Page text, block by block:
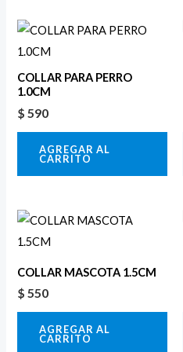
COLLAR PARA PERRO
1.0CM
$ 590
AGREGAR AL
CARRITO
COLLAR MASCOTA 1.5CM
$ 550
AGREGAR AL
CARRITO